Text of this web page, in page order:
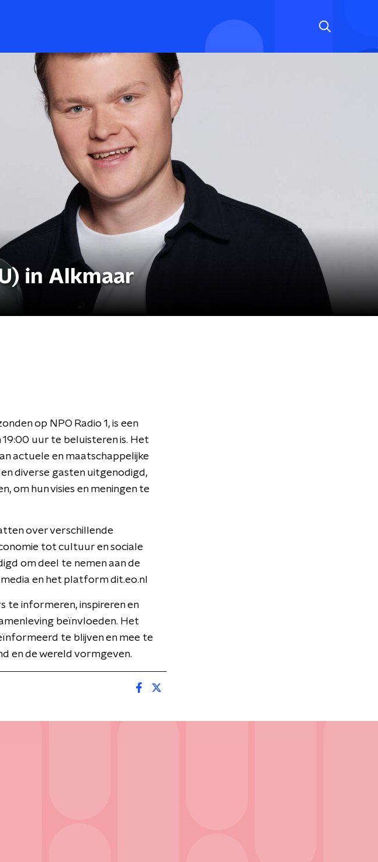
in Alkmaar
op NPO Radio 1, is een
uur te beluisteren is. Het
actuele en maatschappelijke
diverse gasten uitgenodigd,
om hun visies en meningen te
over verschillende
tot cultuur en sociale
om deel te nemen aan de
media en het platform dit.eo.nl
te informeren, inspireren en
beïnvloeden. Het
te blijven en mee te
en de wereld vormgeven.